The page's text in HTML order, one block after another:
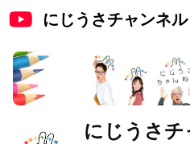
にじうさチャンネ
にじうさ